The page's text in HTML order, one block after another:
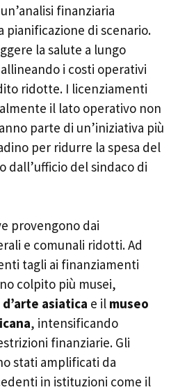
finanziaria
pianificazione di scenario.
la salute a lungo
i costi operativi
ridotte. I licenziamenti
il lato operativo non
parte di un’iniziativa più
per ridurre la spesa del
dall’ufficio del sindaco di
provengono dai
e comunali ridotti. Ad
tagli ai finanziamenti
colpito più musei,
asiatica e il museo
, intensificando
finanziarie. Gli
stati amplificati da
in istituzioni come il